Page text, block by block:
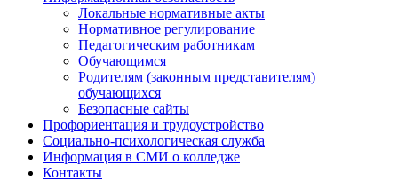
Локальные нормативные акты
Нормативное регулирование
Педагогическим работникам
Обучающимся
Родителям (законным представителям)
обучающихся
Безопасные сайты
Профориентация и трудоустройство
Социально-психологическая служба
Информация в СМИ о колледже
Контакты